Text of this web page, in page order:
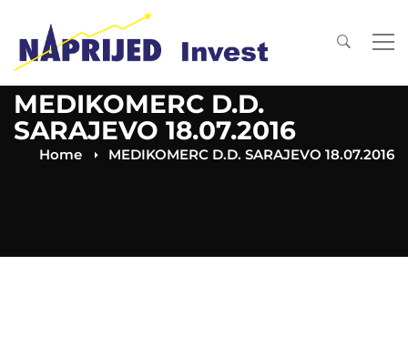
MEDIKOMERC D.D.
SARAJEVO 18.07.2016
Home MEDIKOMERC D.D. SARAJEVO 18.07.2016